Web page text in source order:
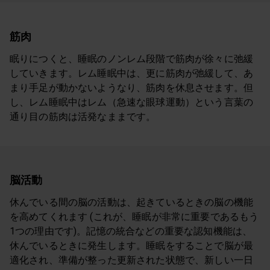
筋肉
眠りにつくと、睡眠のノンレム段階で筋肉が徐々に弛緩
していきます。レム睡眠中は、更に筋肉が弛緩して、あ
まり手足が動かないようなり、筋肉を休息させます。但
し、レム睡眠中はレム（急速な眼球運動）という言葉の
通り目の筋肉は活発なままです。
脳活動
休んでいる間の脳の活動は、起きているときの脳の機能
を高めてくれます (これが、睡眠が非常に重要であるもう
1つの理由です)。記憶の統合などの重要な認知機能は、
休んでいるときに発生します。睡眠をすることで脳が最
適化され、準備が整った更新された状態で、新しい一日